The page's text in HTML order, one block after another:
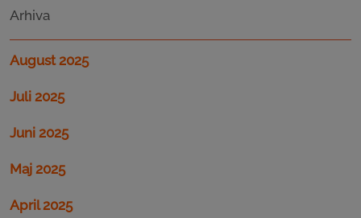
Arhiva
August 2025
Juli 2025
Juni 2025
Maj 2025
April 2025